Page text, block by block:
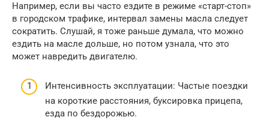
Например, если вы часто ездите в режиме «старт-стоп»
в городском трафике, интервал замены масла следует
сократить. Слушай, я тоже раньше думала, что можно
ездить на масле дольше, но потом узнала, что это
может навредить двигателю.
Интенсивность эксплуатации: Частые поездки
на короткие расстояния, буксировка прицепа,
езда по бездорожью.